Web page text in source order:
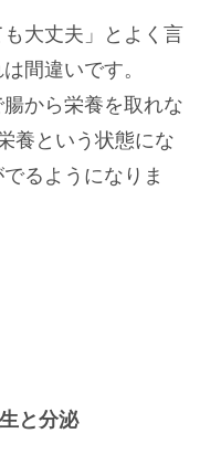
も大丈夫」とよく言
間違いです。
から栄養を取れな
養という状態にな
るようになりま
と分泌